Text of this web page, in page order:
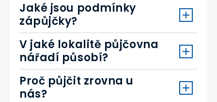
Jaké jsou podmínky
zápůjčky?
V jaké lokalitě půjčovna
nářadí působí?
Proč půjčit zrovna u
nás?